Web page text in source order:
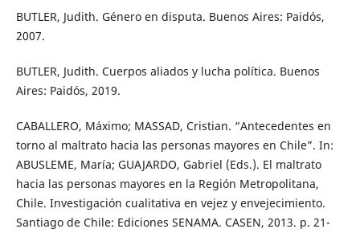
BUTLER, Judith. Género en disputa. Buenos Aires: Paidós,
2007.
BUTLER, Judith. Cuerpos aliados y lucha política. Buenos
Aires: Paidós, 2019.
CABALLERO, Máximo; MASSAD, Cristian. “Antecedentes en
torno al maltrato hacia las personas mayores en Chile”. In:
ABUSLEME, María; GUAJARDO, Gabriel (Eds.). El maltrato
hacia las personas mayores en la Región Metropolitana,
Chile. Investigación cualitativa en vejez y envejecimiento.
Santiago de Chile: Ediciones SENAMA. CASEN, 2013. p. 21-